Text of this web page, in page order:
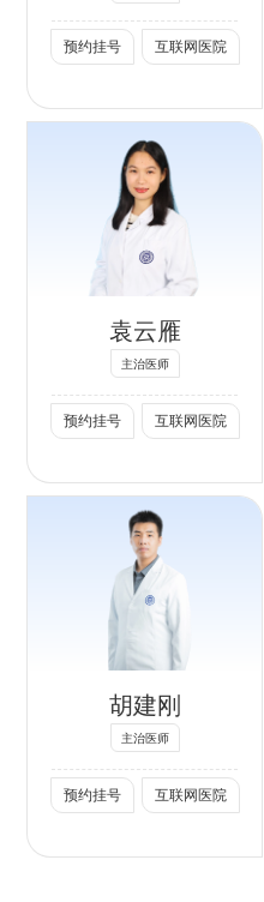
预约挂号 互联网医院
癣、体癣等真菌感
染；痤疮、玫瑰痤
肌等皮肤屏障受损
性疾病；银屑病、
白癜风、性传播疾
病等；以及水光
种美容相关治疗。
社会任职：
中华医学会免疫学
组组员
中华医学会中西医
银屑病学组组员
中华医学会中西医
结合分会中国老年
保健医学研究会皮
肤科分会组员
中华医学会中西医
结合北京分会美容
学组组员
袁云雁
主治医师
预约挂号 互联网医院
专长：
湿疹、银屑病等常
见炎症性皮肤病，
痤疮、丹毒、带状
疱疹，寻常疣及尖
锐湿疣等感染性皮
肤病；皮肤肿物及
手术。
胡建刚
主治医师
预约挂号 互联网医院